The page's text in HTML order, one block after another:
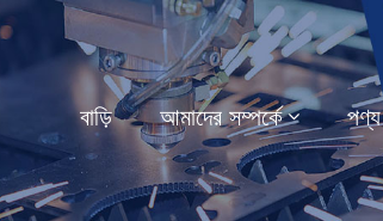
বাড়ি আমাদের সম্পর্কে পণ্য